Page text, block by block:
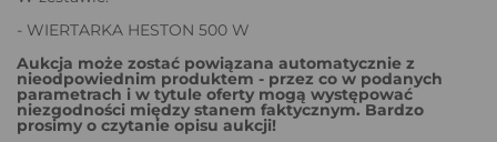
- WIERTARKA HESTON 500 W
Aukcja może zostać powiązana automatycznie z
nieodpowiednim produktem - przez co w podanych
parametrach i w tytule oferty mogą występować
niezgodności między stanem faktycznym. Bardzo
prosimy o czytanie opisu aukcji!